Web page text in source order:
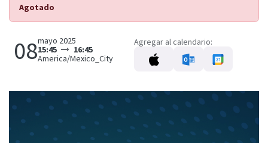
Agotado
08mayo 2025
15:45
16:45
America/Mexico_City
Agregar al calendario: